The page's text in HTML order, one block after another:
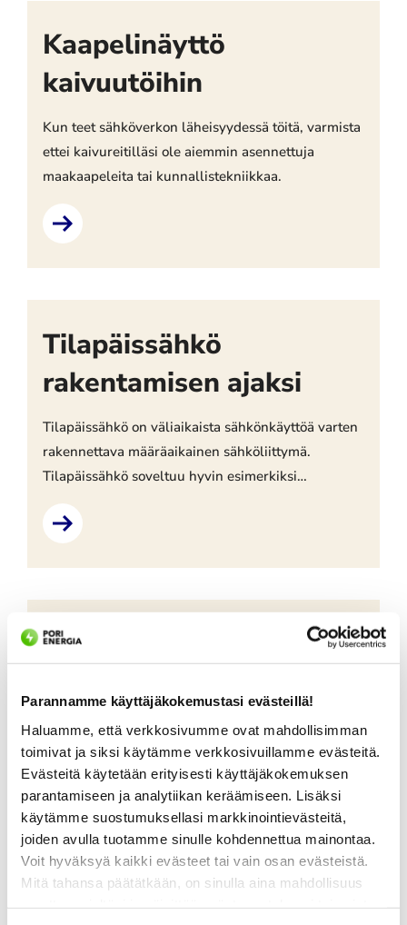
Parannamme käyttäjäkokemustasi evästeillä!
Haluamme, että verkkosivumme ovat mahdollisimman
toimivat ja siksi käytämme verkkosivuillamme evästeitä.
Evästeitä käytetään erityisesti käyttäjäkokemuksen
parantamiseen ja analytiikan keräämiseen. Lisäksi
käytämme suostumuksellasi markkinointievästeitä,
joiden avulla tuotamme sinulle kohdennettua mainontaa.
Voit hyväksyä kaikki evästeet tai vain osan evästeistä.
Mitä tahansa päätätkään, on sinulla aina mahdollisuus
Kaapelinäyttö
kaivuutöihin
Kun teet sähköverkon läheisyydessä töitä, varmista
ettei kaivureitilläsi ole aiemmin asennettuja
maakaapeleita tai kunnallistekniikkaa.
Tilapäissähkö
rakentamisen ajaksi
Tilapäissähkö on väliaikaista sähkönkäyttöä varten
rakennettava määräaikainen sähköliittymä.
Tilapäissähkö soveltuu hyvin esimerkiksi
tapahtumien sekä työmaa-aikaiseen
sähköistykseen.
Energiayhteisöt
jäsenet jakavat oman sähkön tuotannon hyötyjä
toistensa kanssa.
Varavoimakoneen